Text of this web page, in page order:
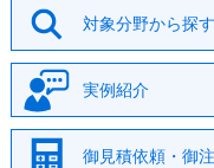
対象分野から探す
実例紹介
御見積依頼・御